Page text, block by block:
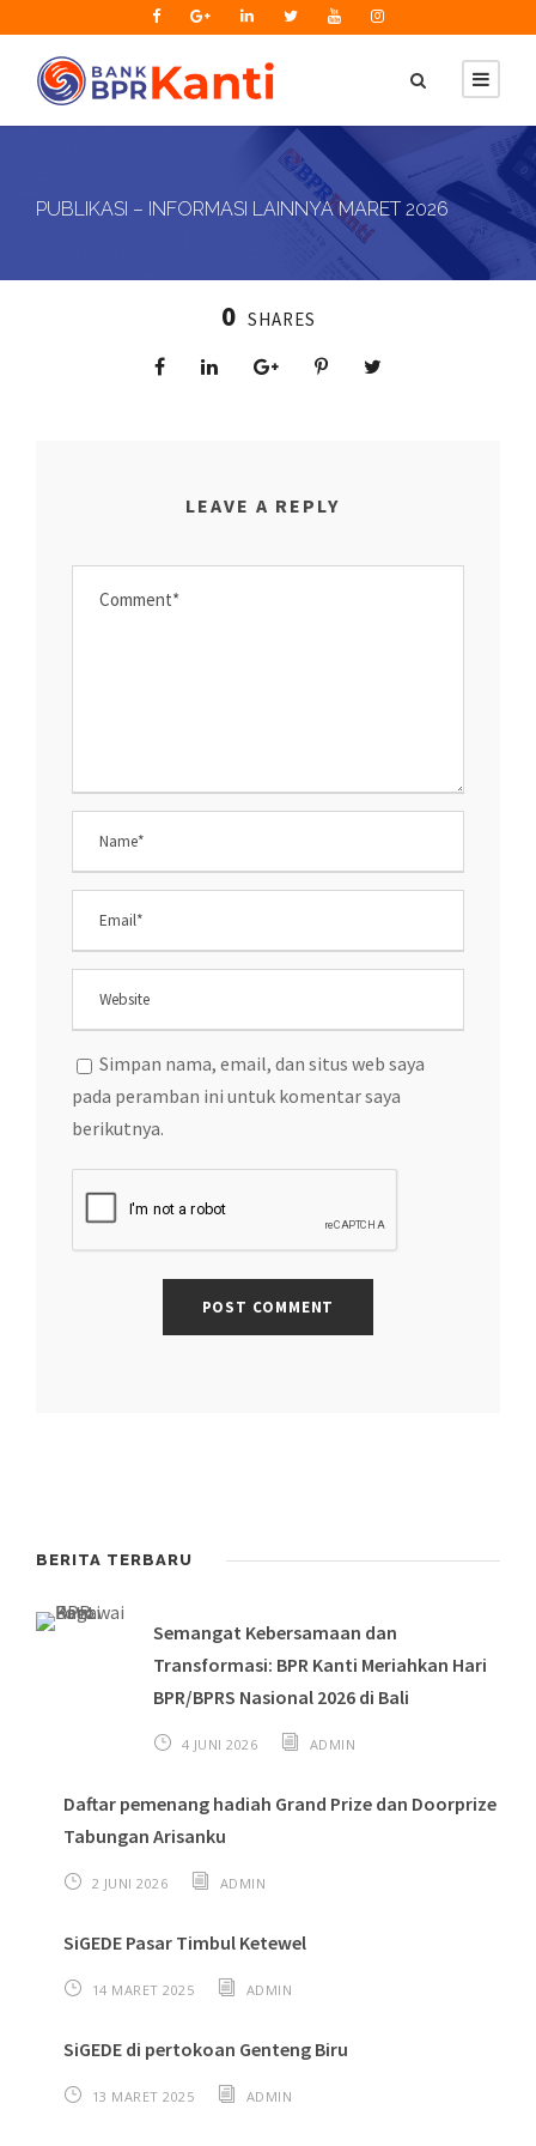
PUBLIKASI – INFORMASI LAINNYA MARET 2026
0 SHARES
LEAVE A REPLY
Simpan nama, email, dan situs web saya
pada peramban ini untuk komentar saya
berikutnya.
BERITA TERBARU
Semangat Kebersamaan dan
Transformasi: BPR Kanti Meriahkan Hari
BPR/BPRS Nasional 2026 di Bali
4 JUNI 2026 ADMIN
Daftar pemenang hadiah Grand Prize dan Doorprize
Tabungan Arisanku
2 JUNI 2026 ADMIN
SiGEDE Pasar Timbul Ketewel
14 MARET 2025 ADMIN
SiGEDE di pertokoan Genteng Biru
13 MARET 2025 ADMIN